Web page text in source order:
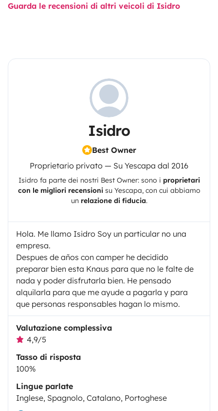
Guarda le recensioni di altri veicoli di Isidro
Isidro
Best Owner
Proprietario privato — Su Yescapa dal 2016
Isidro fa parte dei nostri Best Owner: sono i proprietari
con le migliori recensionisu Yescapa, con cui abbiamo
un relazione di fiducia.
Hola. Me llamo Isidro Soy un particular no una
empresa.
Despues de años con camper he decidido
preparar bien esta Knaus para que no le falte de
nada y poder disfrutarla bien. He pensado
alquilarla para que me ayude a pagarla y para
que personas responsables hagan lo mismo.
Valutazione complessiva
4,9/5
Tasso di risposta
100%
Lingue parlate
Inglese, Spagnolo, Catalano, Portoghese